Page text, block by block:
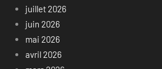
juillet 2026
juin 2026
mai 2026
avril 2026